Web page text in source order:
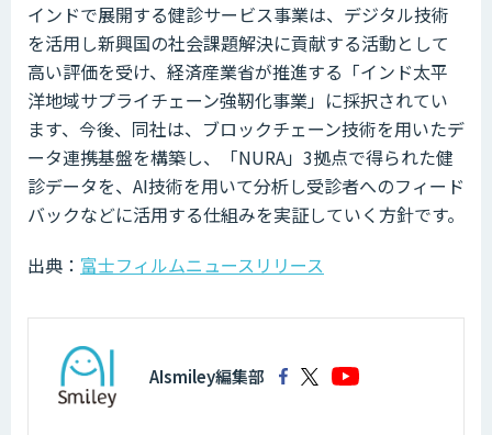
インドで展開する健診サービス事業は、デジタル技術
を活用し新興国の社会課題解決に貢献する活動として
高い評価を受け、経済産業省が推進する「インド太平
洋地域サプライチェーン強靭化事業」に採択されてい
ます、今後、同社は、ブロックチェーン技術を用いたデ
ータ連携基盤を構築し、「NURA」3拠点で得られた健
診データを、AI技術を用いて分析し受診者へのフィード
バックなどに活用する仕組みを実証していく方針です。
出典： 富士フィルムニュースリリース
AIsmiley編集部